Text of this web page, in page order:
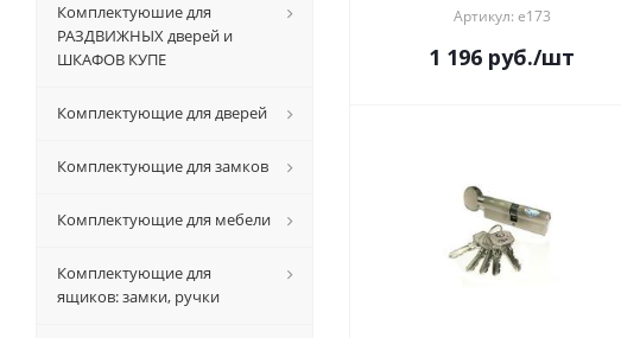
Артикул: е173
1 196 руб./шт
Комплектуюшие для
РАЗДВИЖНЫХ дверей и
ШКАФОВ КУПЕ
Комплектующие для дверей
Комплектующие для замков
Комплектующие для мебели
Комплектующие для
ящиков: замки, ручки